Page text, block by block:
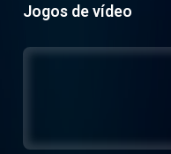
Jogos de vídeo